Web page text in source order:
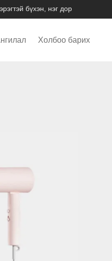
бүхэн, нэг дор
Холбоо барих